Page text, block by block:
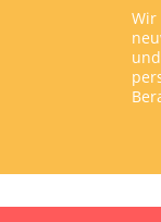
Wir